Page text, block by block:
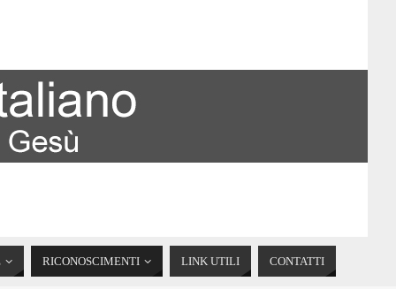
RICONOSCIMENTI LINK UTILI CONTATTI